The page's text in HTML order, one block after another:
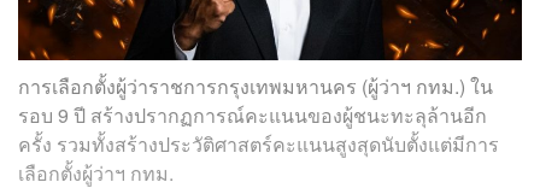
การเลือกตั้งผู้ว่าราชการกรุงเทพมหานคร (ผู้ว่าฯ กทม.) ใน
รอบ 9 ปี สร้างปรากฏการณ์คะแนนของผู้ชนะทะลุล้านอีก
ครั้ง รวมทั้งสร้างประวัติศาสตร์คะแนนสูงสุดนับตั้งแต่มีการ
เลือกตั้งผู้ว่าฯ กทม.